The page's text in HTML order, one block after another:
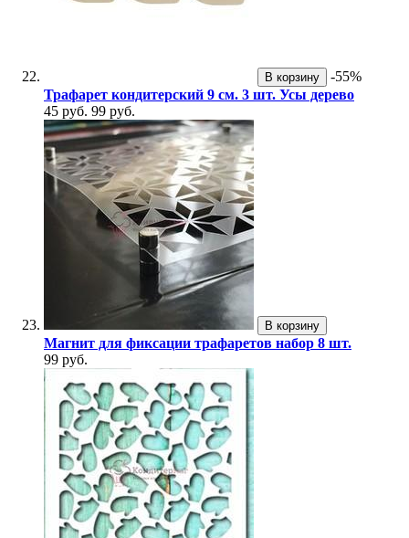
В корзину
-55%
Трафарет кондитерский 9 см. 3 шт. Усы дерево
45 руб. 99 руб.
В корзину
Магнит для фиксации трафаретов набор 8 шт.
99 руб.